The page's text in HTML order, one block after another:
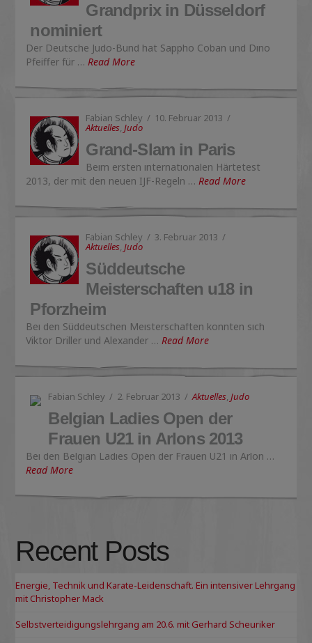
Grandprix in Düsseldorf
nominiert
Der Deutsche Judo-Bund hat Sappho Coban und Dino
Pfeiffer für …Read More
Fabian Schley 10. Februar 2013
Aktuelles,Judo
Grand-Slam in Paris
Beim ersten internationalen Härtetest
2013, der mit den neuen IJF-Regeln …Read More
Fabian Schley 3. Februar 2013
Aktuelles,Judo
Süddeutsche
Meisterschaften u18 in
Pforzheim
Bei den Süddeutschen Meisterschaften konnten sich
Viktor Driller und Alexander …Read More
Fabian Schley 2. Februar 2013 Aktuelles, Judo
Belgian Ladies Open der
Frauen U21 in Arlons 2013
Bei den Belgian Ladies Open der Frauen U21 in Arlon …
Read More
Recent Posts
Energie, Technik und Karate-Leidenschaft. Ein intensiver Lehrgang
mit Christopher Mack
Selbstverteidigungslehrgang am 20.6. mit Gerhard Scheuriker